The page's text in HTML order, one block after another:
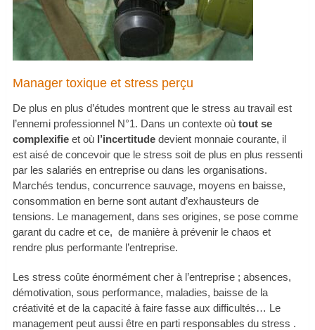
Manager toxique et stress perçu
De plus en plus d’études montrent que le stress au travail est
l’ennemi professionnel N°1. Dans un contexte où tout se
complexifieet où l’incertitudedevient monnaie courante, il
est aisé de concevoir que le stress soit de plus en plus ressenti
par les salariés en entreprise ou dans les organisations.
Marchés tendus, concurrence sauvage, moyens en baisse,
consommation en berne sont autant d’exhausteurs de
tensions. Le management, dans ses origines, se pose comme
garant du cadre et ce, de manière à prévenir le chaos et
rendre plus performante l’entreprise.
Les stress coûte énormément cher à l’entreprise ; absences,
démotivation, sous performance, maladies, baisse de la
créativité et de la capacité à faire fasse aux difficultés… Le
management peut aussi être en parti responsables du stress .